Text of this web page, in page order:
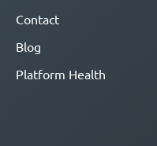
Contact
Blog
Platform Health